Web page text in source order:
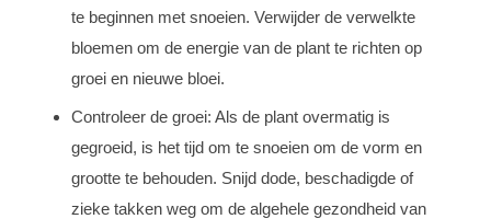
te beginnen met snoeien. Verwijder de verwelkte
bloemen om de energie van de plant te richten op
groei en nieuwe bloei.
Controleer de groei: Als de plant overmatig is
gegroeid, is het tijd om te snoeien om de vorm en
grootte te behouden. Snijd dode, beschadigde of
zieke takken weg om de algehele gezondheid van